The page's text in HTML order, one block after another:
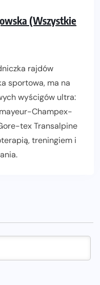
(Wszystkie
rajdów
sportowa, ma na
wyścigów ultra:
Champex-
tex Transalpine
treningiem i